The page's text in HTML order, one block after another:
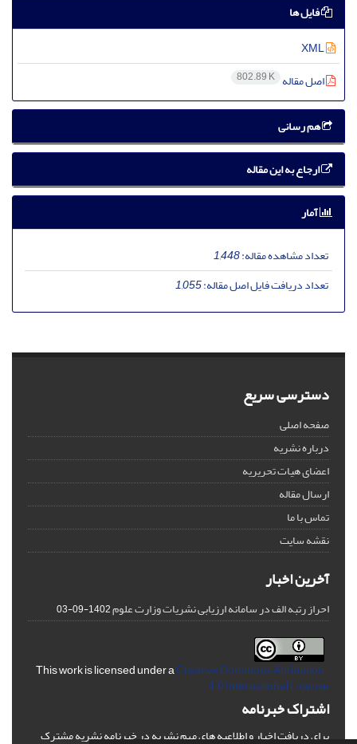
فایل ها
اصل مقاله 802.89 K
هم رسانی
ارجاع به این مقاله
آمار
تعداد مشاهده مقاله:1,448
تعداد دریافت فایل اصل مقاله:1,055
دسترسی سریع
صفحه اصلی
درباره نشریه
اعضای هیات تحریریه
ارسال مقاله
تماس با ما
نقشه سایت
آخرین اخبار
احراز رتبه الف در سامانه ارزیابی نشریات وزارت علوم1402-09-03
Creative Commons Attribution
4.0 International License
اشتراک خبرنامه
برای دریافت اخبار و اطلاعیه های مهم نشریه در خبرنامه نشریه مشترک